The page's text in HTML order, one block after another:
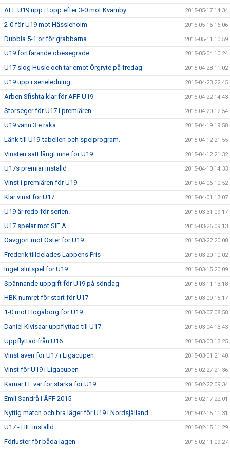
ÄFF U19 upp i topp efter 3-0 mot Kvarnby 2015-05-17 14:34
2-0 för U19 mot Hässleholm 2015-05-15 16:06
Dubbla 5-1:or för grabbarna 2015-05-11 10:59
U19 fortfarande obesegrade 2015-05-04 10:24
U17 slog Husie och tar emot Örgryte på fredag 2015-04-28 11:02
U19 upp i serieledning 2015-04-23 22:45
Arben Sfishta klar för ÄFF U19 2015-04-22 14:43
Storseger för U17 i premiären 2015-04-20 12:54
U19 vann 3:e raka 2015-04-19 19:58
Länk till U19-tabellen och spelprogram. 2015-04-12 21:55
Vinsten satt långt inne för U19 2015-04-12 21:32
U17s premiär inställd 2015-04-10 14:33
Vinst i premiären för U19 2015-04-06 10:52
Klar vinst för U17 2015-04-01 13:07
U19 är redo för serien. 2015-03-31 09:17
U17 spelar mot SIF A 2015-03-26 09:13
Oavgjort mot Öster för U19 2015-03-22 20:08
Frederik tilldelades Lappens Pris 2015-03-20 10:02
Inget slutspel för U19 2015-03-15 20:09
Spännande uppgift för U19 på söndag 2015-03-11 13:18
HBK numret för stort för U17 2015-03-09 15:17
1-0 mot Högaborg för U19 2015-03-07 08:58
Daniel Kivisaar uppflyttad till U17 2015-03-04 13:43
Uppflyttad från U16 2015-03-03 13:25
Vinst även för U17 i Ligacupen 2015-03-01 21:40
Vinst för U19 i Ligacupen 2015-02-27 21:36
Kamar FF var för starka för U19 2015-02-22 09:34
Emil Sandrå i ÄFF 2015 2015-02-17 22:01
Nyttig match och bra läger för U19 i Nordsjälland 2015-02-15 11:31
U17 - HIF inställd 2015-02-15 11:29
Förluster för båda lagen 2015-02-11 09:27